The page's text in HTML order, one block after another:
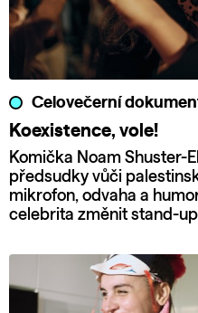
Celovečerní
Koexistence, vole!
Komička Noam Shuster-
předsudky vůči
mikrofon, odvaha a
celebrita změnit stand-